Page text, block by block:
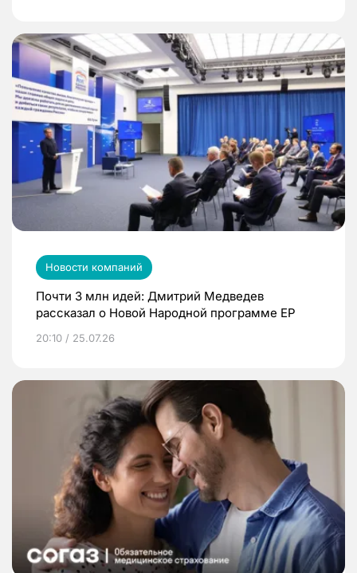
Новости компаний
Почти 3 млн идей: Дмитрий Медведев
рассказал о Новой Народной программе ЕР
20:10 / 25.07.26